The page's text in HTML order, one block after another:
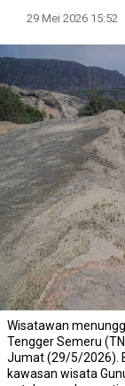
29 Mei 2026 15:52
Wisatawan
Tengger Semeru
Jumat (29/5/2026).
kawasan wisata